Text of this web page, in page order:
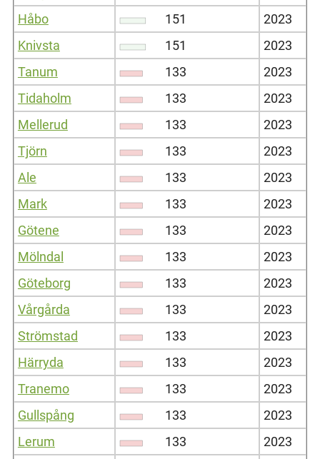
Håbo
151
2023
Knivsta
151
2023
Tanum
133
2023
Tidaholm
133
2023
Mellerud
133
2023
Tjörn
133
2023
Ale
133
2023
Mark
133
2023
Götene
133
2023
Mölndal
133
2023
Göteborg
133
2023
Vårgårda
133
2023
Strömstad
133
2023
Härryda
133
2023
Tranemo
133
2023
Gullspång
133
2023
Lerum
133
2023